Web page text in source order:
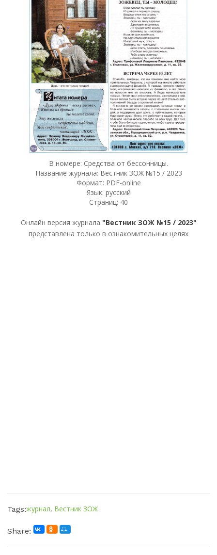
В номере: Средства от бессонницы.
Название журнала: Вестник ЗОЖ №15 / 2023
Формат: PDF-online
Язык: русский
Страниц: 40
Онлайн версия журнала "Вестник ЗОЖ №15 / 2023"
представлена только в ознакомительных целях
Tags:журнал, Вестник ЗОЖ
Share: